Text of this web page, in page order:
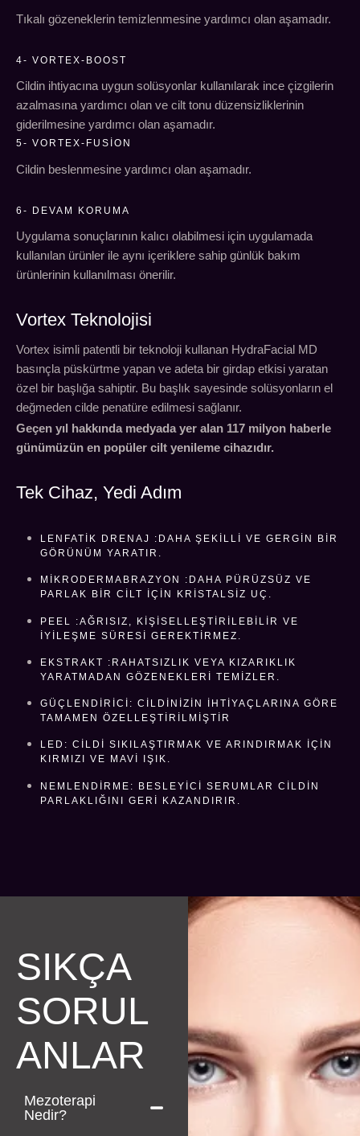
Tıkalı gözeneklerin temizlenmesine yardımcı olan aşamadır.
4- VORTEX-BOOST
Cildin ihtiyacına uygun solüsyonlar kullanılarak ince çizgilerin
azalmasına yardımcı olan ve cilt tonu düzensizliklerinin
giderilmesine yardımcı olan aşamadır.
5- VORTEX-FUSION
Cildin beslenmesine yardımcı olan aşamadır.
6- DEVAM KORUMA
Uygulama sonuçlarının kalıcı olabilmesi için uygulamada
kullanılan ürünler ile aynı içeriklere sahip günlük bakım
ürünlerinin kullanılması önerilir.
Vortex Teknolojisi
Vortex isimli patentli bir teknoloji kullanan HydraFacial MD
basınçla püskürtme yapan ve adeta bir girdap etkisi yaratan
özel bir başlığa sahiptir. Bu başlık sayesinde solüsyonların el
değmeden cilde penatüre edilmesi sağlanır.
Geçen yıl hakkında medyada yer alan 117 milyon haberle
günümüzün en popüler cilt yenileme cihazıdır.
Tek Cihaz, Yedi Adım
LENFATIK DRENAJ :DAHA ŞEKILLI VE GERGIN BIR
GÖRÜNÜM YARATIR.
MIKRODERMABRAZYON :DAHA PÜRÜZSÜZ VE
PARLAK BIR CILT IÇIN KRISTALSIZ UÇ.
PEEL :AĞRISIZ, KIŞISELLEŞTIRILEBILIR VE
IYILEŞME SÜRESI GEREKTIRMEZ.
EKSTRAKT :RAHATSIZLIK VEYA KIZARIKLIK
YARATMADAN GÖZENEKLERI TEMIZLER.
GÜÇLENDIRICI: CILDINIZIN IHTIYAÇLARINA GÖRE
TAMAMEN ÖZELLEŞTIRILMIŞTIR
LED: CILDI SIKILAŞTIRMAK VE ARINDIRMAK IÇIN
KIRMIZI VE MAVI IŞIK.
NEMLENDIRME: BESLEYICI SERUMLAR CILDIN
PARLAKLIĞINI GERI KAZANDIRIR.
SIKÇA
SORUL
ANLAR
Mezoterapi
Nedir?